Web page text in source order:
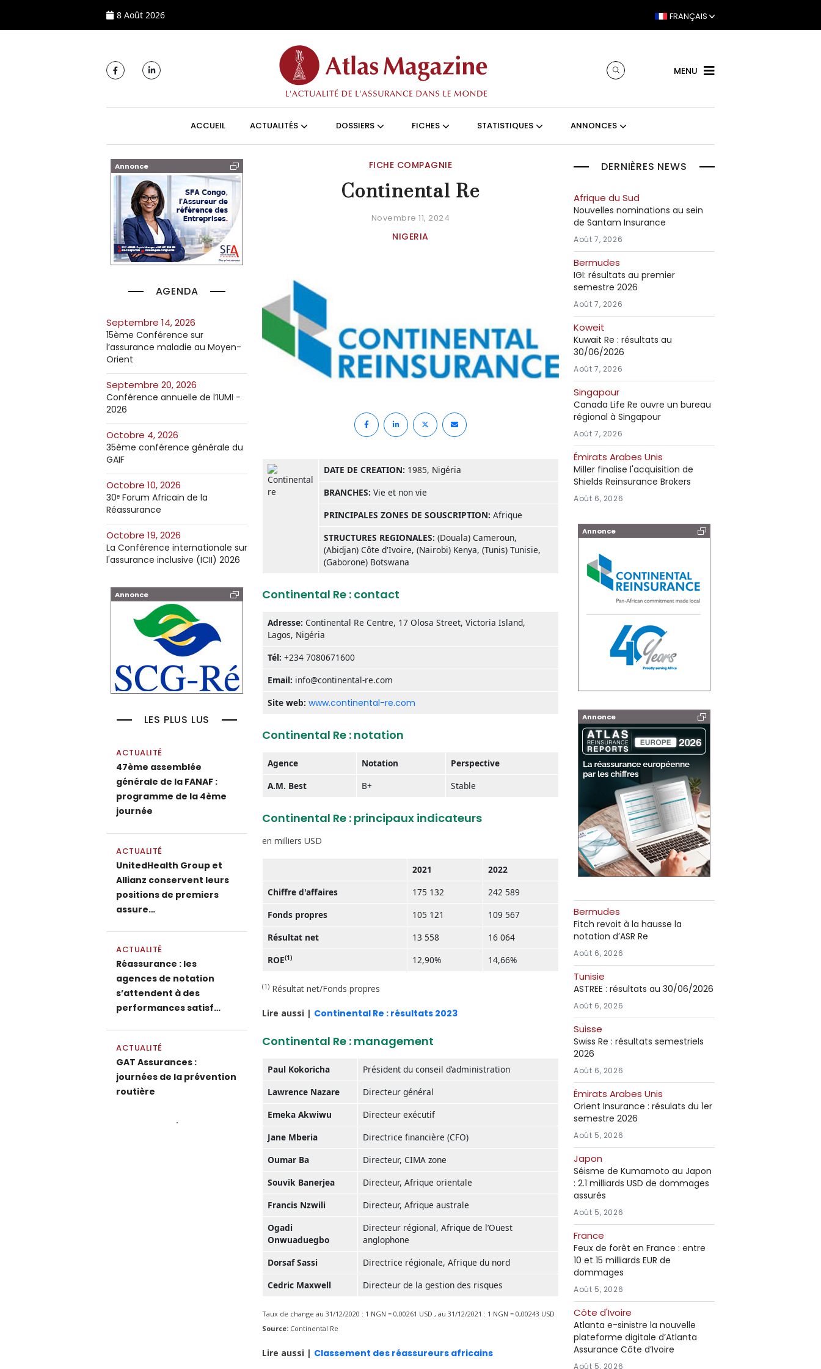
8 Août 2026 FRANÇAIS
MENU
ACCUEIL ACTUALITÉS DOSSIERS FICHES STATISTIQUES ANNONCES
Annonce
AGENDA
septembre 14, 2026
15ème Conférence sur
l’assurance maladie au Moyen-
Orient
septembre 20, 2026
Conférence annuelle de l’IUMI -
2026
octobre 4, 2026
35ème conférence générale du
GAIF
octobre 10, 2026
30ᵉ Forum Africain de la
Réassurance
octobre 19, 2026
La Conférence internationale sur
l'assurance inclusive (ICII) 2026
Annonce
LES PLUS LUS
ACTUALITÉ
47ème assemblée
générale de la FANAF :
programme de la 4ème
journée
ACTUALITÉ
UnitedHealth Group et
Allianz conservent leurs
positions de premiers
assure…
ACTUALITÉ
Réassurance : les
agences de notation
s’attendent à des
performances satisf…
ACTUALITÉ
GAT Assurances :
journées de la prévention
routière
FICHE COMPAGNIE
Continental Re
Novembre 11, 2024
NIGERIA
DATE DE CREATION: 1985, Nigéria
BRANCHES: Vie et non vie
PRINCIPALES ZONES DE SOUSCRIPTION: Afrique
STRUCTURES REGIONALES: (Douala) Cameroun,
(Abidjan) Côte d'Ivoire, (Nairobi) Kenya, (Tunis) Tunisie,
(Gaborone) Botswana
Continental Re : contact
Adresse: Continental Re Centre, 17 Olosa Street, Victoria Island,
Lagos, Nigéria
Tél: +234 7080671600
Email: info@continental-re.com
Site web: www.continental-re.com
Continental Re : notation
Agence Notation
Perspective
A.M. Best
B+ Stable
Continental Re : principaux indicateurs
en milliers USD
2021
2022
Chiffre d'affaires
175 132
242 589
Fonds propres
105 121
109 567
Résultat net
13 558
16 064
ROE(1) 12,90% 14,66%
(1) Résultat net/Fonds propres
Lire aussi | Continental Re : résultats 2023
Continental Re : management
Paul Kokoricha
Président du conseil d’administration
Lawrence Nazare
Directeur général
Emeka Akwiwu
Directeur exécutif
Jane Mberia
Directrice financière (CFO)
Oumar Ba
Directeur, CIMA zone
Souvik Banerjea
Directeur, Afrique orientale
Francis Nzwili
Directeur, Afrique australe
Ogadi
Onwuaduegbo
Directeur régional, Afrique de l’Ouest
anglophone
Dorsaf Sassi
Directrice régionale, Afrique du nord
Cedric Maxwell
Directeur de la gestion des risques
Taux de change au 31/12/2020 : 1 NGN = 0,00261 USD , au 31/12/2021 : 1 NGN = 0,00243 USD
Source: Continental Re
Lire aussi | Classement des réassureurs africains
DERNIÈRES NEWS
Afrique du Sud
Nouvelles nominations au sein
de Santam Insurance
Août 7, 2026
Bermudes
IGI: résultats au premier
semestre 2026
Août 7, 2026
Koweit
Kuwait Re : résultats au
30/06/2026
Août 7, 2026
Singapour
Canada Life Re ouvre un bureau
régional à Singapour
Août 7, 2026
Émirats Arabes Unis
Miller finalise l'acquisition de
Shields Reinsurance Brokers
Août 6, 2026
Annonce
Annonce
Bermudes
Fitch revoit à la hausse la
notation d’ASR Re
Août 6, 2026
Tunisie
ASTREE : résultats au 30/06/2026
Août 6, 2026
Suisse
Swiss Re : résultats semestriels
2026
Août 6, 2026
Émirats Arabes Unis
Orient Insurance : résulats du 1er
semestre 2026
Août 5, 2026
Japon
Séisme de Kumamoto au Japon
: 2.1 milliards USD de dommages
assurés
Août 5, 2026
France
Feux de forêt en France : entre
10 et 15 milliards EUR de
dommages
Août 5, 2026
Côte d'Ivoire
Atlanta e-sinistre la nouvelle
plateforme digitale d’Atlanta
Assurance Côte d’Ivoire
Août 5, 2026